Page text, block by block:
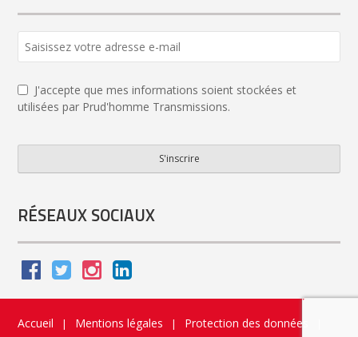
J'accepte que mes informations soient stockées et
utilisées par Prud'homme Transmissions.
S'inscrire
Number *
RÉSEAUX SOCIAUX
Accueil | Mentions légales | Protection des données